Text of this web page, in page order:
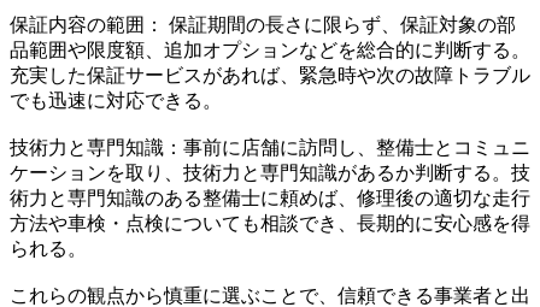
保証内容の範囲： 保証期間の長さに限らず、保証対象の部
品範囲や限度額、追加オプションなどを総合的に判断する。
充実した保証サービスがあれば、緊急時や次の故障トラブル
でも迅速に対応できる。
技術力と専門知識：事前に店舗に訪問し、整備士とコミュニ
ケーションを取り、技術力と専門知識があるか判断する。技
術力と専門知識のある整備士に頼めば、修理後の適切な走行
方法や車検・点検についても相談でき、長期的に安心感を得
られる。
これらの観点から慎重に選ぶことで、信頼できる事業者と出